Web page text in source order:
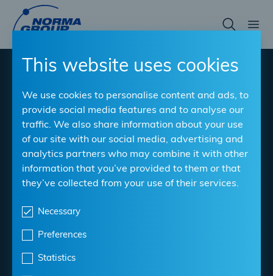
This website uses cookies
We use cookies to personalise content and ads, to
provide social media features and to analyse our
traffic. We also share information about your use
of our site with our social media, advertising and
analytics partners who may combine it with other
information that you’ve provided to them or that
they’ve collected from your use of their services.
Necessary
Preferences
Statistics
content
NORMACLAMP
Hi-
Torque
Fascetta estremamente robusta per la segnaletica
stradale e le soluzioni di fissaggio
Materiale : W4
Campi di serraggio